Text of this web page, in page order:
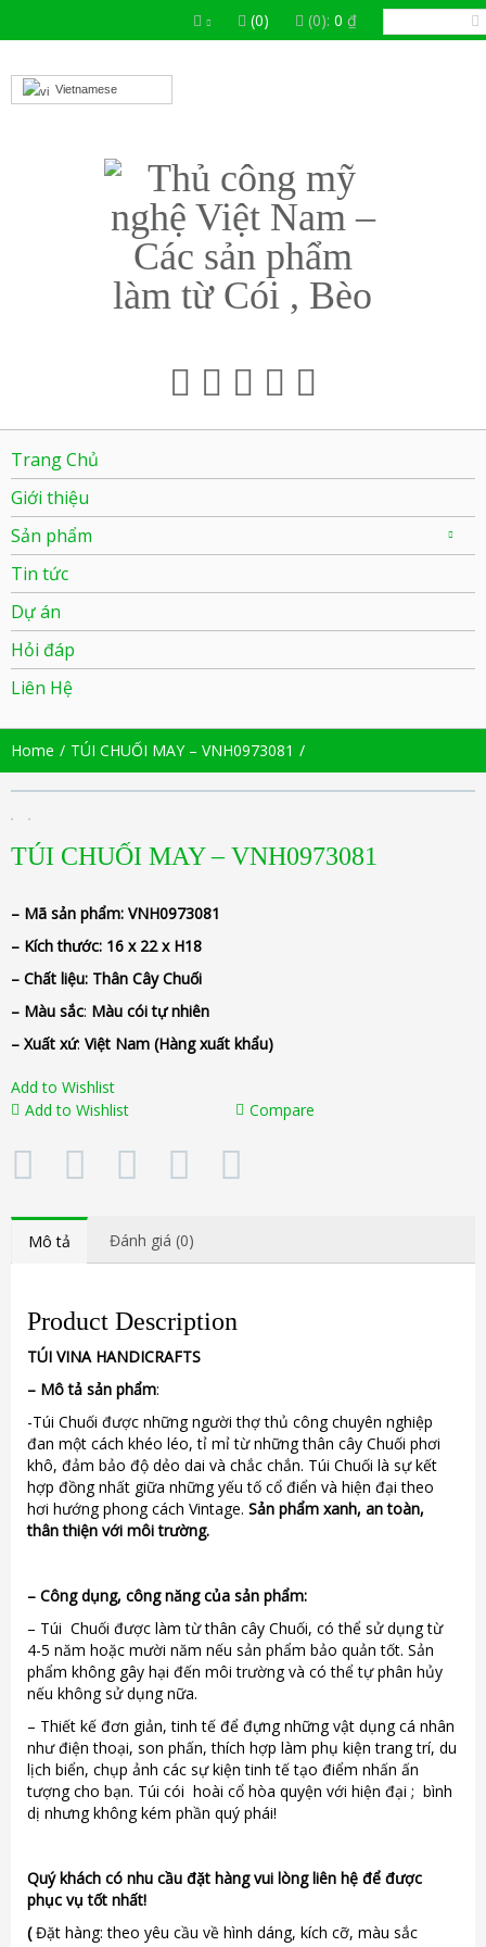
(0) (0): 0 ₫
Vietnamese
Trang Chủ
Giới thiệu
Sản phẩm
Tin tức
Dự án
Hỏi đáp
Liên Hệ
Home TÚI CHUỐI MAY – VNH0973081
TÚI CHUỐI MAY – VNH0973081
– Mã sản phẩm: VNH0973081
– Kích thước: 16 x 22 x H18
– Chất liệu: Thân Cây Chuối
– Màu sắc: Màu cói tự nhiên
– Xuất xứ: Việt Nam (Hàng xuất khẩu)
Add to Wishlist
Add to Wishlist
Compare
Mô tả Đánh giá (0)
Product Description
TÚI VINA HANDICRAFTS
– Mô tả sản phẩm:
-Túi Chuối được những người thợ thủ công chuyên nghiệp
đan một cách khéo léo, tỉ mỉ từ những thân cây Chuối phơi
khô, đảm bảo độ dẻo dai và chắc chắn. Túi Chuối là sự kết
hợp đồng nhất giữa những yếu tố cổ điển và hiện đại theo
hơi hướng phong cách Vintage. Sản phẩm xanh, an toàn,
thân thiện với môi trường.
– Công dụng, công năng của sản phẩm:
– Túi Chuối được làm từ thân cây Chuối, có thể sử dụng từ
4-5 năm hoặc mười năm nếu sản phẩm bảo quản tốt. Sản
phẩm không gây hại đến môi trường và có thể tự phân hủy
nếu không sử dụng nữa.
– Thiết kế đơn giản, tinh tế để đựng những vật dụng cá nhân
như điện thoại, son phấn, thích hợp làm phụ kiện trang trí, du
lịch biển, chụp ảnh các sự kiện tinh tế tạo điểm nhấn ấn
tượng cho bạn. Túi cói hoài cổ hòa quyện với hiện đại ; bình
dị nhưng không kém phần quý phái!
Quý khách có nhu cầu đặt hàng vui lòng liên hệ để được
phục vụ tốt nhất!
(Đặt hàng: theo yêu cầu về hình dáng, kích cỡ, màu sắc